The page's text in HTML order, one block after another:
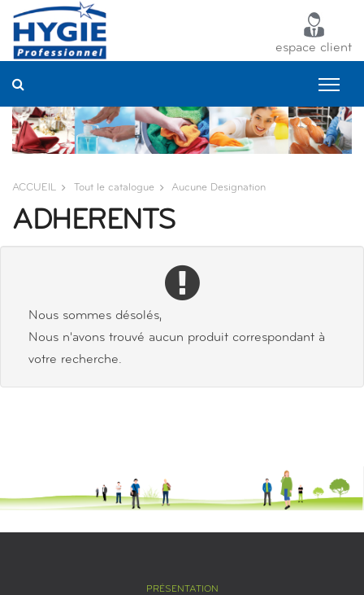
espace client
ACCUEIL Tout le catalogue Aucune Designation
ADHERENTS
Nous sommes désolés,
Nous n'avons trouvé aucun produit correspondant à
votre recherche.
PRÉSENTATION
Panneau de gestion des cookies